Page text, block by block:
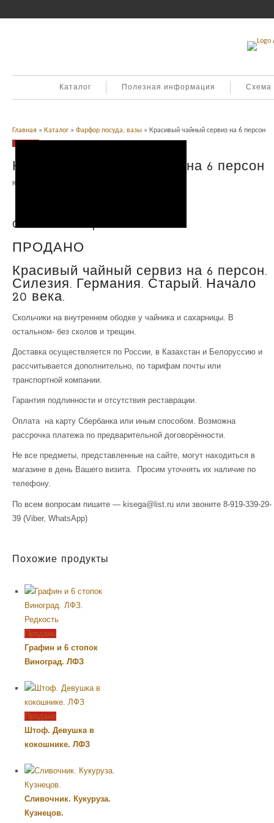
Каталог Полезная информация Схема
Главная » Каталог » Фарфор посуда, вазы » Красивый чайный сервиз на 6 персон
Продано
Красивый чайный сервиз на 6 персон
Категория:
Описание товара
ПРОДАНО
Красивый чайный сервиз на 6 персон.
Силезия. Германия. Старый. Начало
20 века.
Скольчики на внутреннем ободке у чайника и сахарницы. В
остальном- без сколов и трещин.
Доставка осуществляется по России, в Казахстан и Белоруссию и
рассчитывается дополнительно, по тарифам почты или
транспортной компании.
Гарантия подлинности и отсутствия реставрации.
Оплата на карту Сбербанка или иным способом. Возможна
рассрочка платежа по предварительной договорённости.
Не все предметы, представленные на сайте, могут находиться в
магазине в день Вашего визита. Просим уточнять их наличие по
телефону.
По всем вопросам пишите — kisega@list.ru или звоните 8-919-339-29-
39 (Viber, WhatsApp)
Похожие продукты
Продано
Графин и 6 стопок
Виноград. ЛФЗ
Продано
Штоф. Девушка в
кокошнике. ЛФЗ
Сливочник. Кукуруза.
Кузнецов.